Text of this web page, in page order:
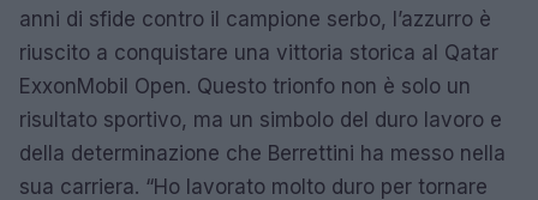
anni di sfide contro il campione serbo, l’azzurro è
riuscito a conquistare una vittoria storica al Qatar
ExxonMobil Open. Questo trionfo non è solo un
risultato sportivo, ma un simbolo del duro lavoro e
della determinazione che Berrettini ha messo nella
sua carriera. “Ho lavorato molto duro per tornare